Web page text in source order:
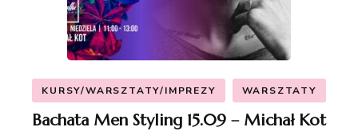
KURSY/WARSZTATY/IMPREZY WARSZTATY
Bachata Men Styling 15.09 – Michał Kot